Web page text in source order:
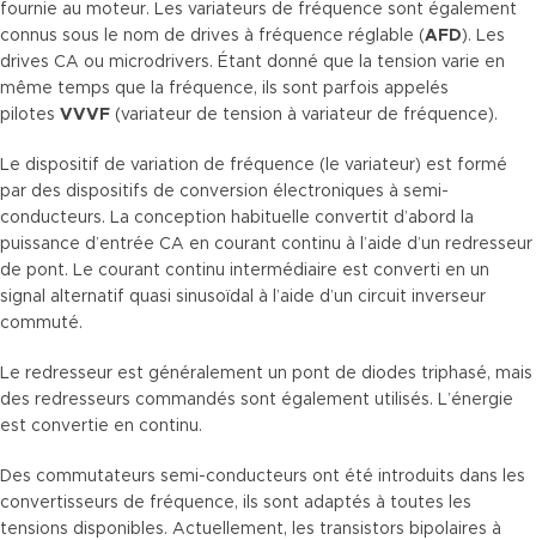
fournie au moteur. Les variateurs de fréquence sont également
connus sous le nom de drives à fréquence réglable (AFD). Les
drives CA ou microdrivers. Étant donné que la tension varie en
même temps que la fréquence, ils sont parfois appelés
pilotes VVVF (variateur de tension à variateur de fréquence).
Le dispositif de variation de fréquence (le variateur) est formé
par des dispositifs de conversion électroniques à semi-
conducteurs. La conception habituelle convertit d’abord la
puissance d’entrée CA en courant continu à l’aide d’un redresseur
de pont. Le courant continu intermédiaire est converti en un
signal alternatif quasi sinusoïdal à l’aide d’un circuit inverseur
commuté.
Le redresseur est généralement un pont de diodes triphasé, mais
des redresseurs commandés sont également utilisés. L’énergie
est convertie en continu.
Des commutateurs semi-conducteurs ont été introduits dans les
convertisseurs de fréquence, ils sont adaptés à toutes les
tensions disponibles. Actuellement, les transistors bipolaires à